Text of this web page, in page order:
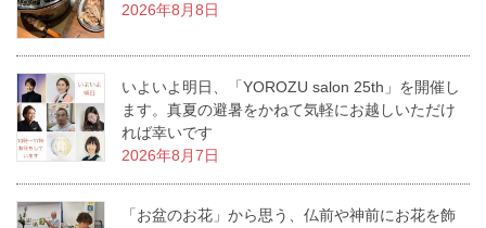
2026年8月8日
いよいよ明日、「YOROZU salon 25th」を開催し
ます。真夏の避暑をかねて気軽にお越しいただけ
れば幸いです
2026年8月7日
「お盆のお花」から思う、仏前や神前にお花を飾